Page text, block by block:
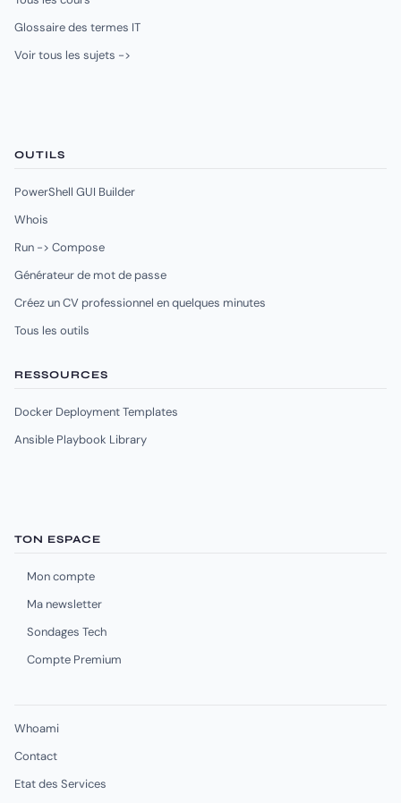
Glossaire des termes IT
Voir tous les sujets ->
OUTILS
PowerShell GUI Builder
Whois
Run -> Compose
Générateur de mot de passe
Créez un CV professionnel en quelques minutes
Tous les outils
RESSOURCES
Docker Deployment Templates
Ansible Playbook Library
TON ESPACE
Mon compte
Ma newsletter
Sondages Tech
Compte Premium
Whoami
Contact
Etat des Services